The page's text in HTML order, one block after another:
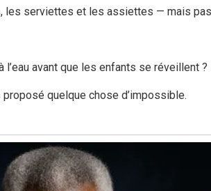
les serviettes et les assiettes — mais
avant que les enfants se réveillent ?
quelque chose d’impossible.